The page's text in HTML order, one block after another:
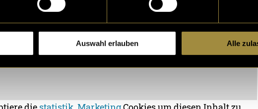
Auswahl erlauben Alle